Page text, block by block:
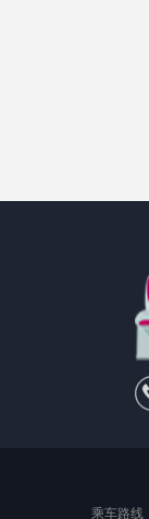
乘车路线